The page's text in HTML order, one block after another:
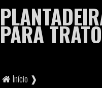
PARA
Início ❱